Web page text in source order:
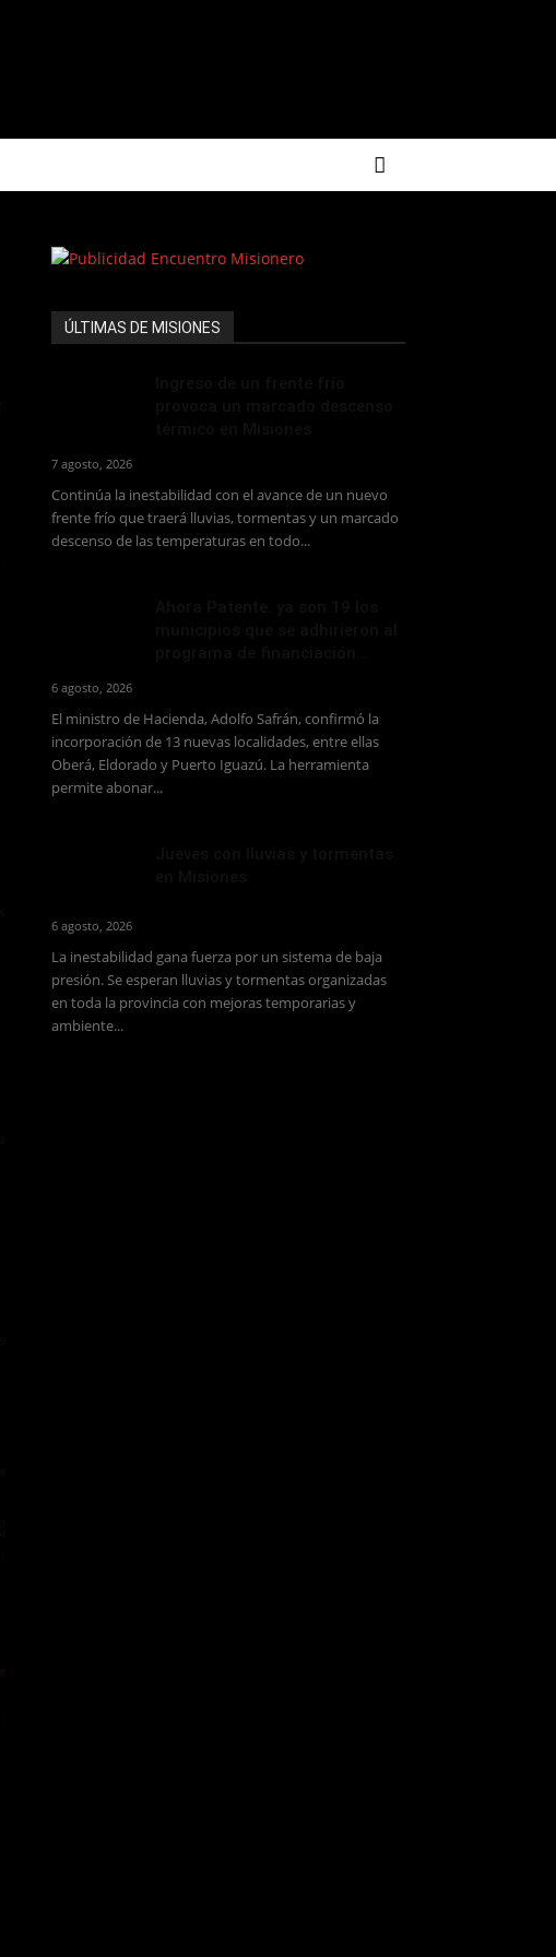
ÚLTIMAS DE MISIONES
7 agosto, 2026
Continúa la inestabilidad con el avance de un nuevo
frente frío que traerá lluvias, tormentas y un marcado
descenso de las temperaturas en todo...
6 agosto, 2026
El ministro de Hacienda, Adolfo Safrán, confirmó la
incorporación de 13 nuevas localidades, entre ellas
Oberá, Eldorado y Puerto Iguazú. La herramienta
permite abonar...
6 agosto, 2026
La inestabilidad gana fuerza por un sistema de baja
presión. Se esperan lluvias y tormentas organizadas
en toda la provincia con mejoras temporarias y
ambiente...